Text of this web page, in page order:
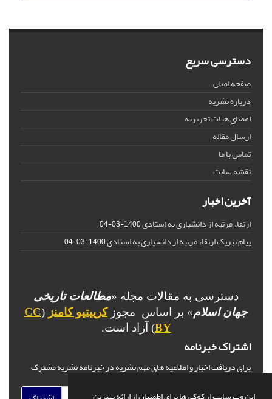
دسترسی سریع
صفحه اصلی
درباره نشریه
اعضای هیات تحریریه
ارسال مقاله
تماس با ما
نقشه سایت
آخرین اخبار
ارتقاء مرتبه از دانشیاری به استادی1400-03-04
پیام تبریک ارتقاء مرتبه از دانشیاری به استادی1400-03-04
دسترسی به مقالات مجله «مطالعات تاریخی
جهان اسلام» بر اساس مجوزکرییتیو کامنز (
CC
BY) آزاد است.
اشتراک خبرنامه
برای دریافت اخبار و اطلاعیه های مهم نشریه در خبرنامه نشریه مشترک